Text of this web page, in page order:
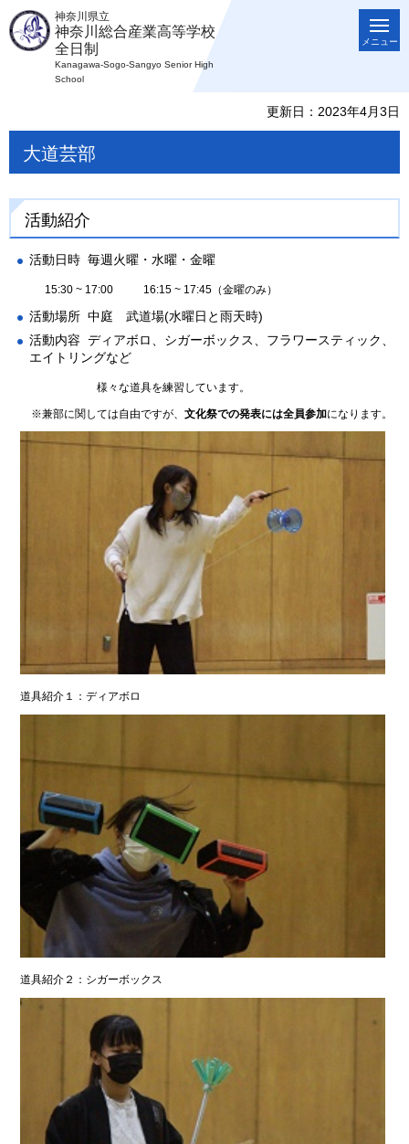
神奈川県立
神奈川総合産業高等学校
全日制
Kanagawa-Sogo-Sangyo Senior High
School
メニュー
更新日：2023年4月3日
大道芸部
活動紹介
活動日時 毎週火曜・水曜・金曜
15:30 ~ 17:00 16:15 ~ 17:45（金曜のみ）
活動場所 中庭 武道場(水曜日と雨天時)
活動内容 ディアボロ、シガーボックス、フラワースティック、
エイトリングなど
様々な道具を練習しています。
※兼部に関しては自由ですが、 文化祭での発表には全員参加になります。
道具紹介１：ディアボロ
道具紹介２：シガーボックス